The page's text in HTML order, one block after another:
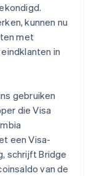
kunnen nu
met
in
gebruiken
die Visa
een Visa-
schrijft Bridge
van de